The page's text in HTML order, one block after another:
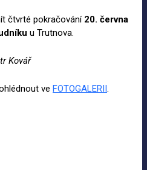
čtvrté pokračování 20. června
u Trutnova.
Kovář
ve FOTOGALERII.